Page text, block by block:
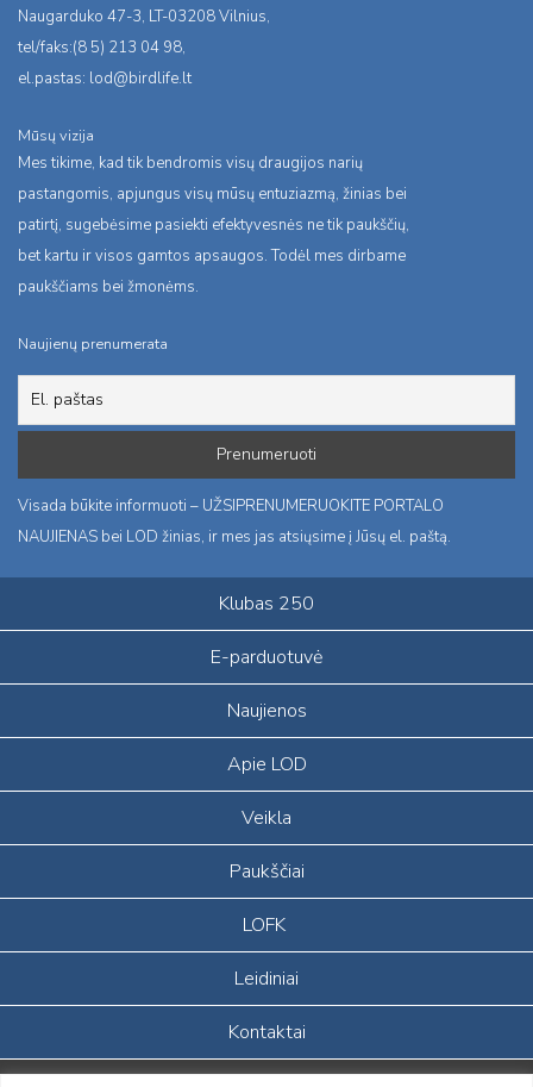
Naugarduko 47-3, LT-03208 Vilnius,
tel/faks:(8 5) 213 04 98,
el.pastas: lod@birdlife.lt
Mūsų vizija
Mes tikime, kad tik bendromis visų draugijos narių
pastangomis, apjungus visų mūsų entuziazmą, žinias bei
patirtį, sugebėsime pasiekti efektyvesnės ne tik paukščių,
bet kartu ir visos gamtos apsaugos. Todėl mes dirbame
paukščiams bei žmonėms.
Naujienų prenumerata
Visada būkite informuoti – UŽSIPRENUMERUOKITE PORTALO
NAUJIENAS bei LOD žinias, ir mes jas atsiųsime į Jūsų el. paštą.
Klubas 250
E-parduotuvė
Naujienos
Apie LOD
Veikla
Paukščiai
LOFK
Leidiniai
Kontaktai